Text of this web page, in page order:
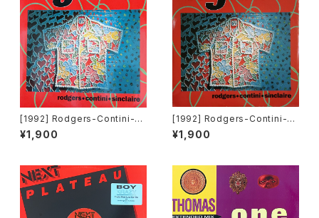
[1992] Rodgers-Contini-Si
nclaire – Black Jack Fever
[Double Rec.]
¥1,900
[1992] Rodgers-Contini-Si
nclaire – Black Jack Fever
[Double Rec.][在庫B]
¥1,900